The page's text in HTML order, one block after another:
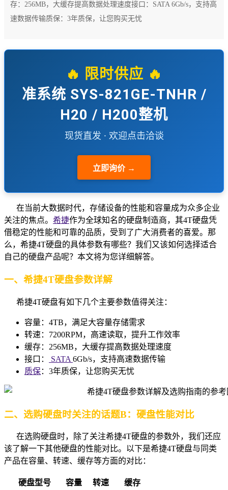
存：256MB，大缓存提高数据处理速度接口：SATA 6Gb/s，支持高
速数据传输质保：3年质保，让您购买无忧
🔥 限时供应 🔥
准系统 SYS-821GE-TNHR /
H20 / H200整机
现货直发 · 欢迎点击洽谈
立即询价 →
在当前大数据时代，存储设备的性能和容量成为众多企业
关注的焦点。 希捷作为全球知名的硬盘制造商，其4T硬盘凭
借稳定的性能和可靠的品质，受到了广大消费者的喜爱。那
么，希捷4T硬盘的具体参数有哪些？我们又该如何选择适合
自己的硬盘产品呢？本文将为您详细解答。
一、希捷4T硬盘参数详解
希捷4T硬盘有如下几个主要参数值得关注：
容量：4TB，满足大容量存储需求
转速：7200RPM，高速读取，提升工作效率
缓存：256MB，大缓存提高数据处理速度
接口：
SATA 6Gb/s，支持高速数据传输
质保：3年质保，让您购买无忧
二、选购硬盘时关注的话题B：硬盘性能对比
在选购硬盘时，除了关注希捷4T硬盘的参数外，我们还应
该了解一下其他硬盘的性能对比。以下是希捷4T硬盘与同类
产品在容量、转速、缓存等方面的对比：
硬盘型号 容量 转速
缓存